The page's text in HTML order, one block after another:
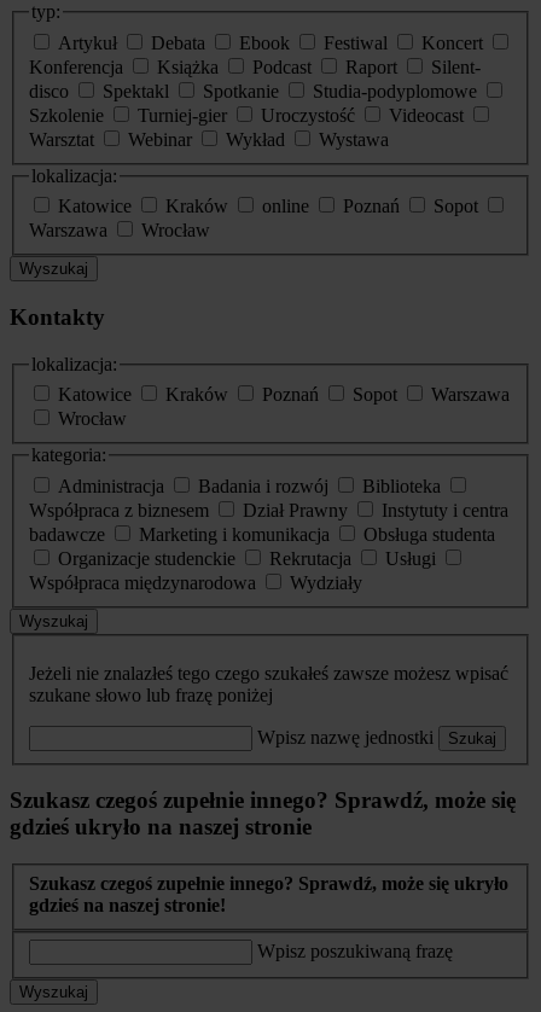
typ:
Artykuł
Debata Ebook Festiwal
Koncert
Konferencja
Książka Podcast Raport
Silent-
disco
Spektakl Spotkanie
Studia-podyplomowe
Szkolenie
Turniej-gier Uroczystość
Videocast
Warsztat
Webinar Wykład
Wystawa
lokalizacja:
Katowice
Kraków online Poznań
Sopot
Warszawa
Wrocław
Wyszukaj
Kontakty
lokalizacja:
Katowice
Kraków Poznań Sopot
Warszawa
Wrocław
kategoria:
Administracja
Badania i rozwój
Biblioteka
Współpraca z biznesem
Dział Prawny
Instytuty i centra
badawcze
Marketing i komunikacja
Obsługa studenta
Organizacje studenckie
Rekrutacja
Usługi
Współpraca międzynarodowa
Wydziały
Wyszukaj
Jeżeli nie znalazłeś tego czego szukałeś zawsze możesz wpisać
szukane słowo lub frazę poniżej
Wpisz nazwę jednostki Szukaj
Szukasz czegoś zupełnie innego? Sprawdź, może się
gdzieś ukryło na naszej stronie
Szukasz czegoś zupełnie innego? Sprawdź, może się ukryło
gdzieś na naszej stronie!
Wpisz poszukiwaną frazę
Wyszukaj